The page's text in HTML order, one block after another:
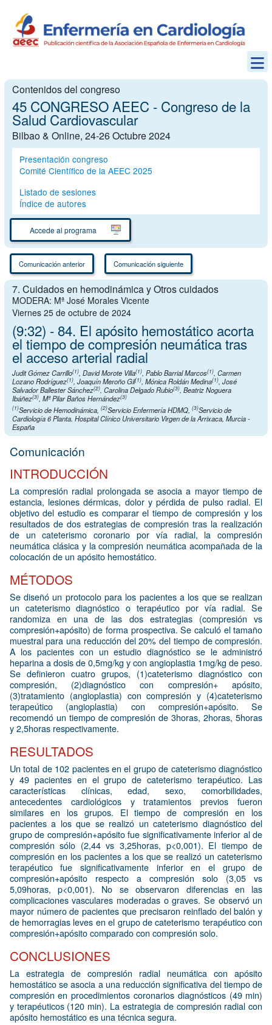
Contenidos del congreso
45 CONGRESO AEEC - Congreso de la
Salud Cardiovascular
Bilbao & Online, 24-26 Octubre 2024
Presentación congreso
Comité Científico de la AEEC 2025
Listado de sesiones
Índice de autores
Accede al programa
Comunicación anterior Comunicación siguiente
7. Cuidados en hemodinámica y Otros cuidados
MODERA: Mª José Morales Vicente
Viernes 25 de octubre de 2024
(9:32) - 84. El apósito hemostático acorta
el tiempo de compresión neumática tras
el acceso arterial radial
Judit Gómez Carrillo(1),David Morote Villa(1),Pablo Barrial Marcos(1),Carmen
Lozano Rodríguez(1),Joaquín Meroño Gil(1),Mónica Roldán Medina(1),José
Salvador Ballester Sánchez(2),Carolina Delgado Rubio(3),Beatriz Noguera
Ibáñez(3),Mª Pilar Baños Hernández(3)
(1)Servicio de Hemodinámica,(2)Servicio Enfermería HDMQ,(3)Servicio de
Cardiología 6 Planta. Hospital Clínico Universitario Virgen de la Arrixaca, Murcia -
España
Comunicación
INTRODUCCIÓN
La compresión radial prolongada se asocia a mayor tiempo de
estancia, lesiones dérmicas, dolor y pérdida de pulso radial. El
objetivo del estudio es comparar el tiempo de compresión y los
resultados de dos estrategias de compresión tras la realización
de un cateterismo coronario por vía radial, la compresión
neumática clásica y la compresión neumática acompañada de la
colocación de un apósito hemostático.
MÉTODOS
Se diseñó un protocolo para los pacientes a los que se realizan
un cateterismo diagnóstico o terapéutico por vía radial. Se
randomiza en una de las dos estrategias (compresión vs
compresión+apósito) de forma prospectiva. Se calculó el tamaño
muestral para una reducción del 20% del tiempo de compresión.
A los pacientes con un estudio diagnóstico se le administró
heparina a dosis de 0,5mg/kg y con angioplastia 1mg/kg de peso.
Se definieron cuatro grupos, (1)cateterismo diagnóstico con
compresión, (2)diagnóstico con compresión+ apósito,
(3)tratamiento (angioplastia) con compresión y (4)cateterismo
terapeútico (angioplastia) con compresión+apósito. Se
recomendó un tiempo de compresión de 3horas, 2horas, 5horas
y 2,5horas respectivamente.
RESULTADOS
Un total de 102 pacientes en el grupo de cateterismo diagnóstico
y 49 pacientes en el grupo de cateterismo terapéutico. Las
características clínicas, edad, sexo, comorbilidades,
antecedentes cardiológicos y tratamientos previos fueron
similares en los grupos. El tiempo de compresión en los
pacientes a los que se realizó un cateterismo diagnóstico del
grupo de compresión+apósito fue significativamente inferior al de
compresión sólo (2,44 vs 3,25horas, p<0,001). El tiempo de
compresión en los pacientes a los que se realizó un cateterismo
terapéutico fue significativamente inferior en el grupo de
compresión+apósito respecto a compresión solo (3,05 vs
5,09horas, p<0,001). No se observaron diferencias en las
complicaciones vasculares moderadas o graves. Se observó un
mayor número de pacientes que precisaron reinflado del balón y
de hemorragias leves en el grupo de cateterismo terapéutico con
compresión+apósito comparado con compresión solo.
CONCLUSIONES
La estrategia de compresión radial neumática con apósito
hemostático se asocia a una reducción significativa del tiempo de
compresión en procedimientos coronarios diagnósticos (49 min)
y terapéuticos (120 min). La estrategia de compresión radial con
apósito hemostático es una técnica segura.